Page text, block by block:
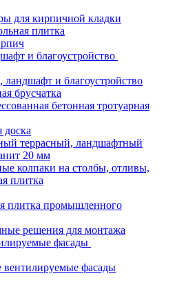
для кирпичной кладки
плитка
и благоустройство
и благоустройство
брусчатка
бетонная тротуарная
доска
террасный, ландшафтный
20 мм
колпаки на столбы, отливы,
плитка
плитка промышленного
решения для монтажа
фасады
вентилируемые фасады